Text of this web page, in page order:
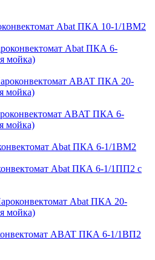
Abat ПКА 10-1/1ВМ2
Abat ПКА 6-
мойка)
ABAT ПКА 20-
мойка)
ABAT ПКА 6-
мойка)
Abat ПКА 6-1/1ВМ2
Abat ПКА 6-1/1ПП2 с
Abat ПКА 20-
мойка)
ABAT ПКА 6-1/1ВП2